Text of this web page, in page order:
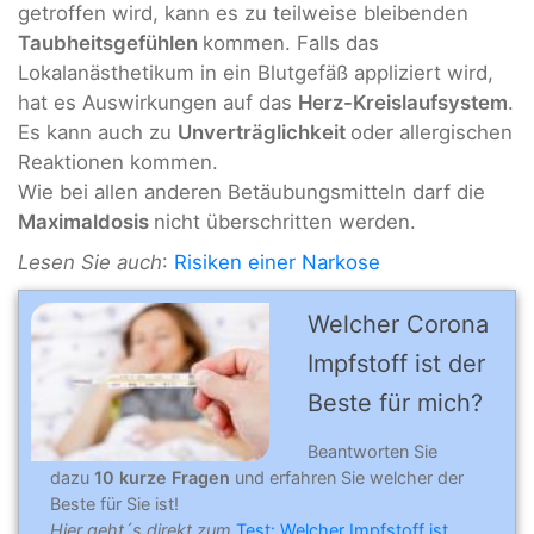
getroffen wird, kann es zu teilweise bleibenden
Taubheitsgefühlen kommen. Falls das
Lokalanästhetikum in ein Blutgefäß appliziert wird,
hat es Auswirkungen auf das Herz-Kreislaufsystem.
Es kann auch zu Unverträglichkeit oder allergischen
Reaktionen kommen.
Wie bei allen anderen Betäubungsmitteln darf die
Maximaldosis nicht überschritten werden.
Lesen Sie auch: Risiken einer Narkose
Welcher Corona
Impfstoff ist der
Beste für mich?
Beantworten Sie
dazu 10 kurze Fragen und erfahren Sie welcher der
Beste für Sie ist!
Hier geht´s direkt zum Test: Welcher Impfstoff ist